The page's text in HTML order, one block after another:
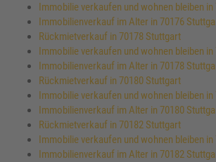
Immobilie verkaufen und wohnen bleiben
Immobilienverkauf im Alter in 70176
Rückmietverkauf in 70178 Stuttgart
Immobilie verkaufen und wohnen bleiben
Immobilienverkauf im Alter in 70178
Rückmietverkauf in 70180 Stuttgart
Immobilie verkaufen und wohnen bleiben
Immobilienverkauf im Alter in 70180
Rückmietverkauf in 70182 Stuttgart
Immobilie verkaufen und wohnen bleiben
Immobilienverkauf im Alter in 70182